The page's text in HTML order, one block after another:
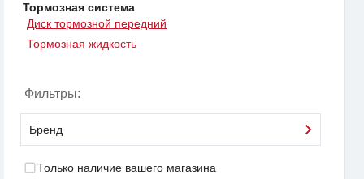
Тормозная система
Диск тормозной передний
Тормозная жидкость
Фильтры:
Бренд
Только наличие вашего магазина